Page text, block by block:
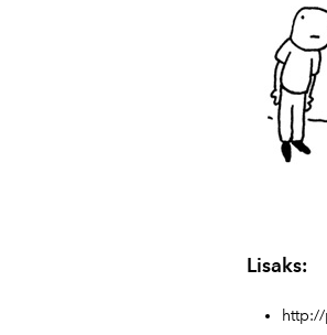
Lisaks: